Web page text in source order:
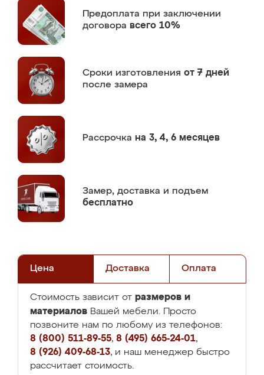
Предоплата при заключении
договора всего 10%
Сроки изготовления от 7 дней
после замера
Рассрочка на 3, 4, 6 месяцев
Замер, доставка и подъем
бесплатно
Цена Доставка Оплата
Стоимость зависит от размеров и
материалов Вашей мебели. Просто
позвоните нам по любому из телефонов:
8 (800) 511-89-55, 8 (495) 665-24-01,
8 (926) 409-68-13, и наш менеджер быстро
рассчитает стоимость.